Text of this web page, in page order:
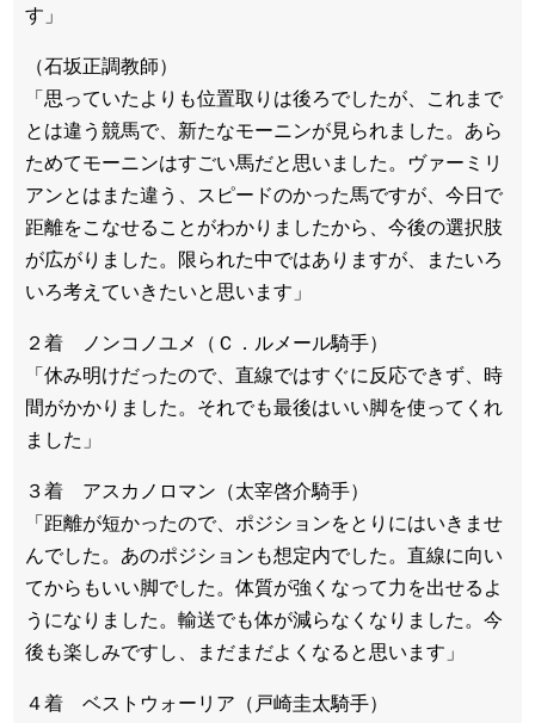
す」
（石坂正調教師）
「思っていたよりも位置取りは後ろでしたが、これまで
とは違う競馬で、新たなモーニンが見られました。あら
ためてモーニンはすごい馬だと思いました。ヴァーミリ
アンとはまた違う、スピードのかった馬ですが、今日で
距離をこなせることがわかりましたから、今後の選択肢
が広がりました。限られた中ではありますが、またいろ
いろ考えていきたいと思います」
２着 ノンコノユメ（Ｃ．ルメール騎手）
「休み明けだったので、直線ではすぐに反応できず、時
間がかかりました。それでも最後はいい脚を使ってくれ
ました」
３着 アスカノロマン（太宰啓介騎手）
「距離が短かったので、ポジションをとりにはいきませ
んでした。あのポジションも想定内でした。直線に向い
てからもいい脚でした。体質が強くなって力を出せるよ
うになりました。輸送でも体が減らなくなりました。今
後も楽しみですし、まだまだよくなると思います」
４着 ベストウォーリア（戸崎圭太騎手）